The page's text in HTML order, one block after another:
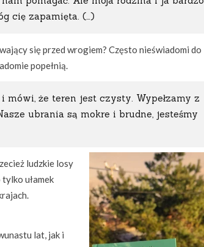
cię zapamięta. (…)
się przed wrogiem? Często nieświadomi do
popełnią.
mówi, że teren jest czysty. Wypełzamy z
ubrania są mokre i brudne, jesteśmy
ludzkie losy
ułamek
lat, jak i